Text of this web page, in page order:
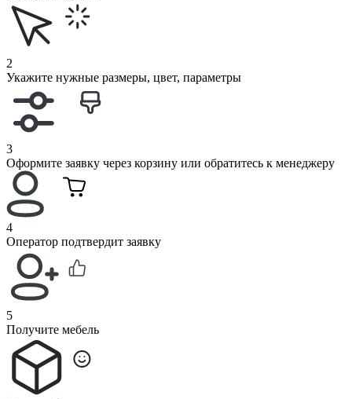
2
Укажите нужные размеры, цвет, параметры
3
Оформите заявку через корзину или обратитесь к менеджеру
4
Оператор подтвердит заявку
5
Получите мебель